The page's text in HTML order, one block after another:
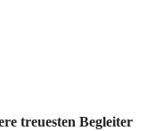
treuesten Begleiter